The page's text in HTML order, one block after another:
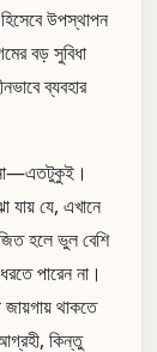
উপস্থাপন
বড় সুবিধা
ব্যবহার
না—এতটুকুই।
যে, এখানে
হলে ভুল বেশি
পারেন না।
থাকতে
কিন্তু